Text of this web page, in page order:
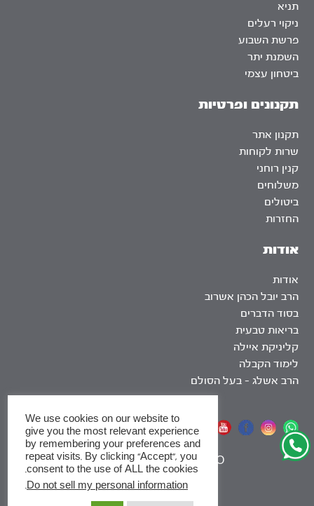
אודות
אודות
הרב יובל הכהן אשרוב
בסוד הדברים
בריאות טבעית
קליניקת איילה
לימוד הקבלה
הרב אשלג – בעל הסולם
תניא
ניקוי רעלים
פרשת השבוע
השמנת יתר
ביטחון עצמי
תקנונים ופרטיות
תקנון אתר
שרות לקוחות
קנין רוחני
משלוחים
ביטולים
החזרות
אתר שומר שבת
SEO
|
We use cookies on our website to
give you the most relevant experience
by remembering your preferences and
repeat visits. By clicking “Accept”, you
consent to the use of ALL the cookies.
Do not sell my personal information
x